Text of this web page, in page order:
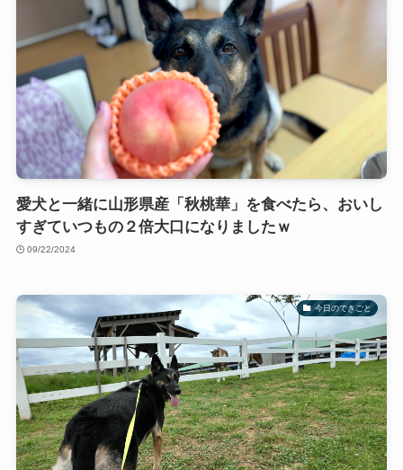
愛犬と一緒に山形県産「秋桃華」を食べたら、おいし
すぎていつもの２倍大口になりましたｗ
09/22/2024
今日のできごと